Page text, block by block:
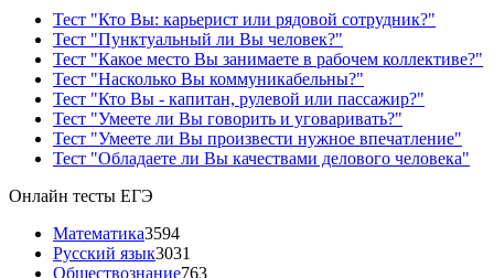
Тест "Кто Вы: карьерист или рядовой сотрудник?"
Тест "Пунктуальный ли Вы человек?"
Тест "Какое место Вы занимаете в рабочем коллективе?"
Тест "Насколько Вы коммуникабельны?"
Тест "Кто Вы - капитан, рулевой или пассажир?"
Тест "Умеете ли Вы говорить и уговаривать?"
Тест "Умеете ли Вы произвести нужное впечатление"
Тест "Обладаете ли Вы качествами делового человека"
Онлайн тесты ЕГЭ
Математика3594
Русский язык3031
Обществознание763